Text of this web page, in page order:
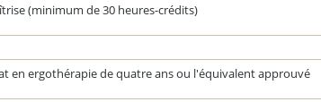
(minimum de 30 heures-crédits)
en ergothérapie de quatre ans ou l'équivalent approuvé